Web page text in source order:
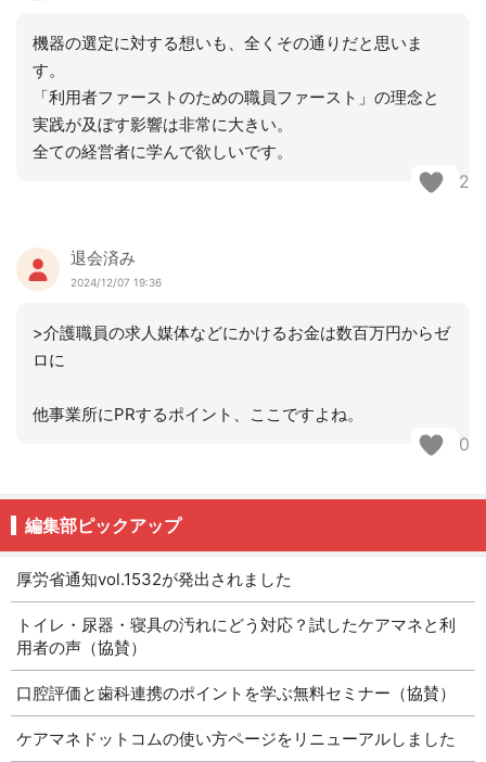
機器の選定に対する想いも、全くその通りだと思いま
す。
「利用者ファーストのための職員ファースト」の理念と
実践が及ぼす影響は非常に大きい。
全ての経営者に学んで欲しいです。
2
退会済み
2024/12/07 19:36
>介護職員の求人媒体などにかけるお金は数百万円からゼ
ロに
他事業所にPRするポイント、ここですよね。
0
編集部ピックアップ
厚労省通知vol.1532が発出されました
トイレ・尿器・寝具の汚れにどう対応？試したケアマネと利
用者の声（協賛）
口腔評価と歯科連携のポイントを学ぶ無料セミナー（協賛）
ケアマネドットコムの使い方ページをリニューアルしました